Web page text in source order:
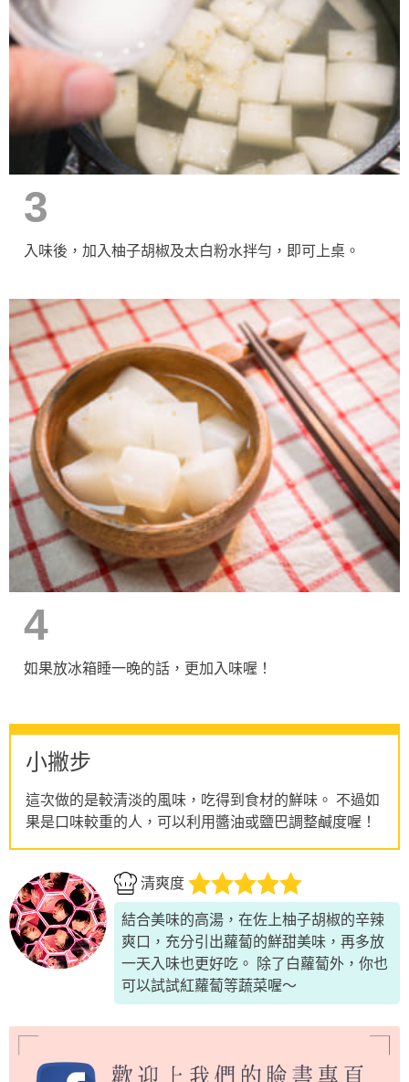
3
入味後，加入柚子胡椒及太白粉水拌勻，即可上桌。
4
如果放冰箱睡一晚的話，更加入味喔！
小撇步
這次做的是較清淡的風味，吃得到食材的鮮味。 不過如
果是口味較重的人，可以利用醬油或鹽巴調整鹹度喔！
清爽度
結合美味的高湯，在佐上柚子胡椒的辛辣
爽口，充分引出蘿蔔的鮮甜美味，再多放
一天入味也更好吃。 除了白蘿蔔外，你也
可以試試紅蘿蔔等蔬菜喔～